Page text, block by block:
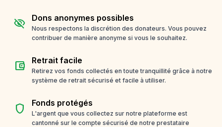
visibility_off Dons anonymes possibles
Nous respectons la discrétion des donateurs. Vous pouvez
contribuer de manière anonyme si vous le souhaitez.
account_balance_wallet Retrait facile
Retirez vos fonds collectés en toute tranquillité grâce à notre
système de retrait sécurisé et facile à utiliser.
shield Fonds protégés
L'argent que vous collectez sur notre plateforme est
cantonné sur le compte sécurisé de notre prestataire